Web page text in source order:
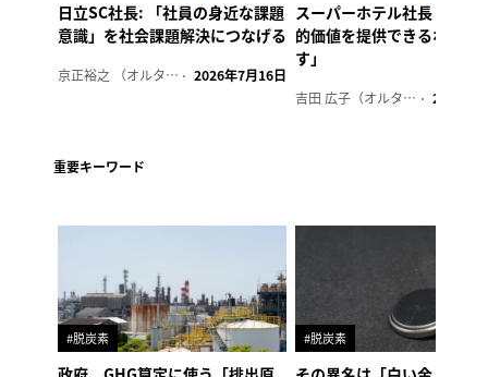
日立SC社長: 「社員の身近な課題
意識」を社会課題解決につなげる
京正裕之 （オルタナ副編集長） 2026年7月16日
スーパーホテル社長「地域
的価値を提供できるホテル
す」
吉田 広子（オルタナ輪番編集長） 2026年6
重要キーワード
#脱炭素 #脱炭素